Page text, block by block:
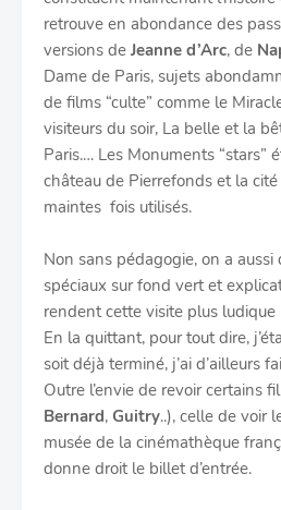
retrouve en abondance des
versions de Jeanne d’Arc, de
Dame de Paris, sujets
de films “culte” comme le
visiteurs du soir, La belle et la
Paris.… Les Monuments “stars”
château de Pierrefonds et la
maintes fois utilisés.
Non sans pédagogie, on a
spéciaux sur fond vert et
rendent cette visite plus
En la quittant, pour tout dire,
soit déjà terminé, j’ai d’ailleurs
Outre l’envie de revoir certains
Bernard, Guitry..), celle de voir
musée de la cinémathèque
donne droit le billet d’entrée.